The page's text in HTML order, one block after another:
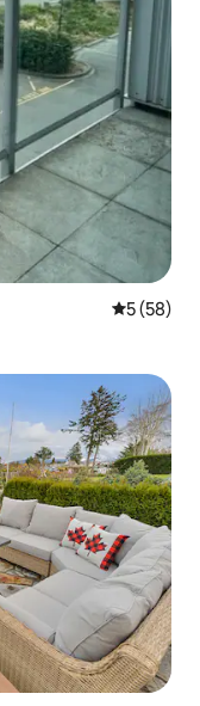
Prosječna
5 (58)